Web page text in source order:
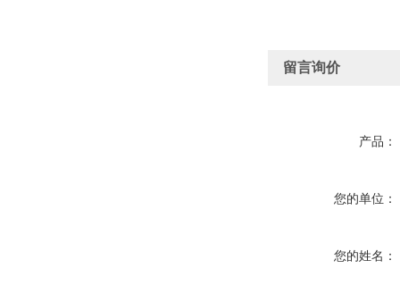
留言询价
产品：
您的单位：
您的姓名：